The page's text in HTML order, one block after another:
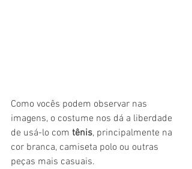
Como vocês podem observar nas
imagens, o costume nos dá a liberdade
de usá-lo com tênis, principalmente na
cor branca, camiseta polo ou outras
peças mais casuais.